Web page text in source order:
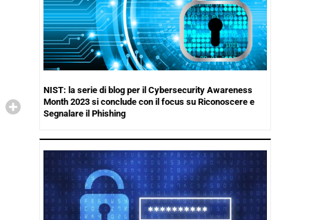
NIST: la serie di blog per il Cybersecurity Awareness
Month 2023 si conclude con il focus su Riconoscere e
Segnalare il Phishing